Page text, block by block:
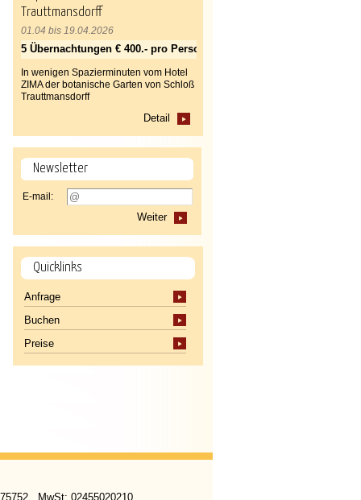
Trauttmansdorff
01.04 bis 19.04.2026
5 Übernachtungen € 400.- pro Person
In wenigen Spazierminuten vom Hotel
ZIMA der botanische Garten von Schloß
Trauttmansdorff
Detail
Newsletter
E-mail:
Weiter
Quicklinks
Anfrage
Buchen
Preise
. MwSt: 02455020210